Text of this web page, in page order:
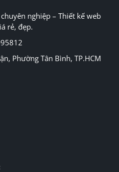
nghiệp – Thiết kế web
rẻ, đẹp.
Phường Tân Bình, TP.HCM